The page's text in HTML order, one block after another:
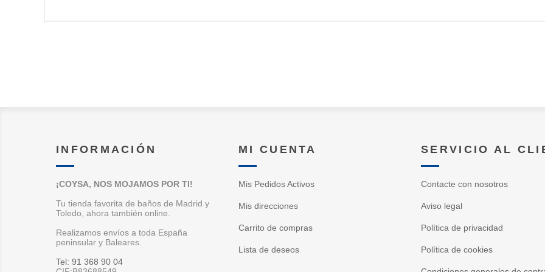
INFORMACIÓN
¡COYSA, NOS MOJAMOS POR TI!
Tu tienda favorita de baños de Madrid y
Toledo, ahora también online.
Realizamos envíos a toda España
peninsular y Baleares.
Tel: 91 368 90 04
MI CUENTA
Mis Pedidos Activos
Mis direcciones
Carrito de compras
Lista de deseos
SERVICIO AL
Contacte con nosotros
Aviso legal
Política de privacidad
Política de cookies